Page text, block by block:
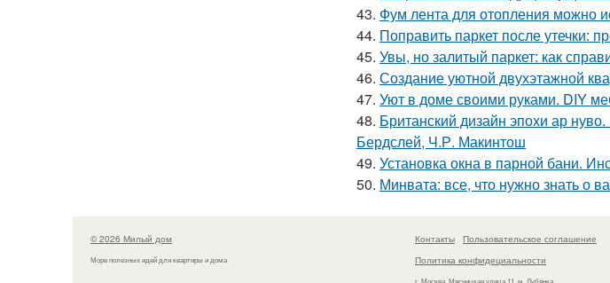
43. Фум лента для отопления можно
44. Поправить паркет после утечки:
45. Увы, но залитый паркет: как
46. Создание уютной двухэтажной
47. Уют в доме своими руками. DIY
48. Британский дизайн эпохи ар
Бердслей, Ч.Р. Макинтош
49. Установка окна в парной бани.
50. Минвата: все, что нужно знать о
© 2026 Милый дом
Море полезных идей для квартиры и дома
Контакты
Пользовательское соглашение
Политика конфидециальности
г. Москва, Мясницкая улица 11, м. Лубянка